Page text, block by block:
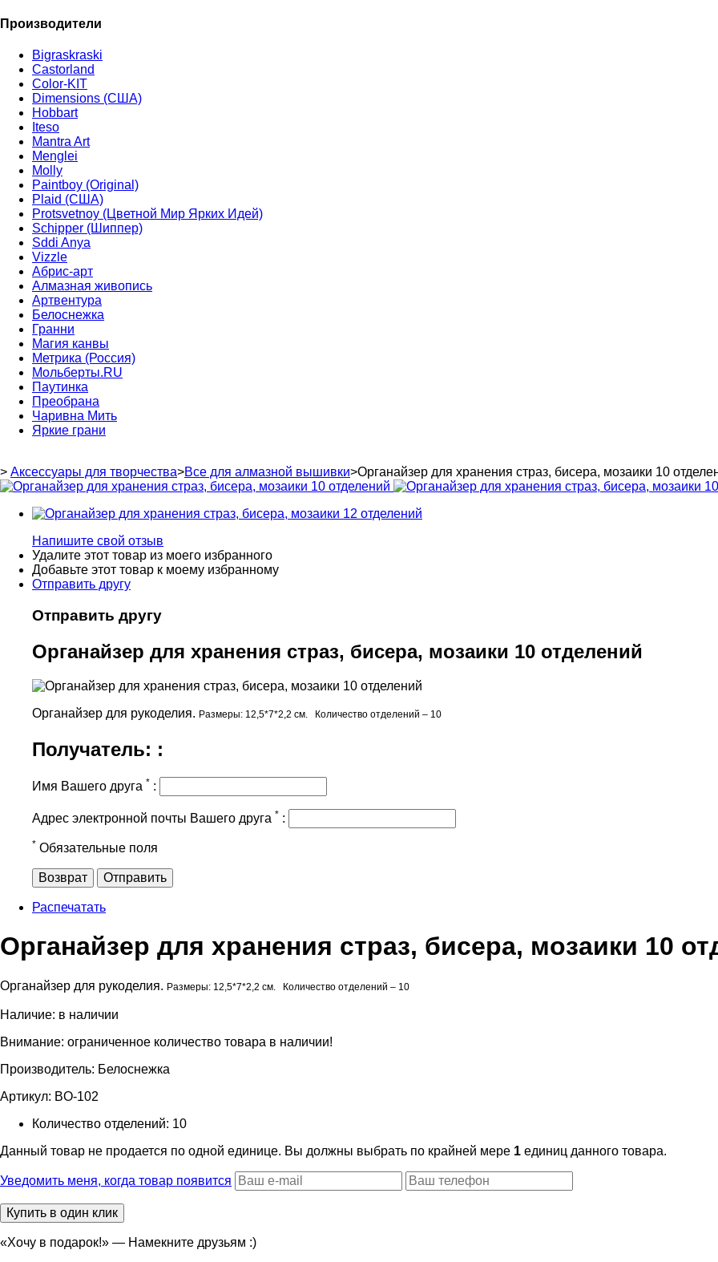
Производители
Bigraskraski
Castorland
Color-KIT
Dimensions (США)
Hobbart
Iteso
Mantra Art
Menglei
Molly
Paintboy (Original)
Plaid (США)
Protsvetnoy (Цветной Мир Ярких Идей)
Schipper (Шиппер)
Sddi Anya
Vizzle
Абрис-арт
Алмазная живопись
Артвентура
Белоснежка
Гранни
Магия канвы
Метрика (Россия)
Мольберты.RU
Паутинка
Преобрана
Чаривна Мить
Яркие грани
> Аксессуары для творчества>Все для алмазной вышивки>Органайзер для хранения страз, бисера, мозаики 10
Напишите свой отзыв
Удалите этот товар из моего избранного
Добавьте этот товар к моему избранному
Отправить другу
Отправить другу
Органайзер для хранения страз, бисера, мозаики 10 отделений
Органайзер для рукоделия. Размеры: 12,5*7*2,2 см. Количество отделений – 10
Получатель: :
Имя Вашего друга * :
Адрес электронной почты Вашего друга * :
* Обязательные поля
Возврат Отправить
Распечатать
Органайзер для хранения страз, бисера, мозаики 10
Органайзер для рукоделия. Размеры: 12,5*7*2,2 см. Количество отделений – 10
Наличие: в наличии
Внимание: ограниченное количество товара в наличии!
Производитель: Белоснежка
Артикул: BO-102
Количество отделений: 10
Данный товар не продается по одной единице. Вы должны выбрать по крайней мере 1 единиц данного товара.
Уведомить меня, когда товар появится
«Хочу в подарок!» — Намекните друзьям :)